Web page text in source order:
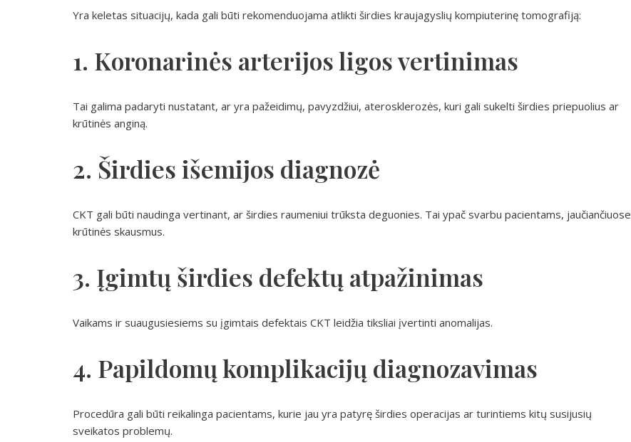
Yra keletas situacijų, kada gali būti rekomenduojama atlikti širdies kraujagyslių kompiuterinę tomografiją:
1. Koronarinės arterijos ligos vertinimas
Tai galima padaryti nustatant, ar yra pažeidimų, pavyzdžiui, aterosklerozės, kuri gali sukelti širdies priepuolius ar
krūtinės anginą.
2. Širdies išemijos diagnozė
CKT gali būti naudinga vertinant, ar širdies raumeniui trūksta deguonies. Tai ypač svarbu pacientams, jaučiančiuose
krūtinės skausmus.
3. Įgimtų širdies defektų atpažinimas
Vaikams ir suaugusiesiems su įgimtais defektais CKT leidžia tiksliai įvertinti anomalijas.
4. Papildomų komplikacijų diagnozavimas
Procedūra gali būti reikalinga pacientams, kurie jau yra patyrę širdies operacijas ar turintiems kitų susijusių
sveikatos problemų.